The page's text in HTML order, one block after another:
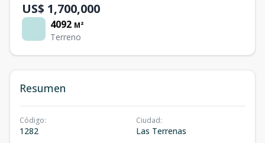
US$ 1,700,000
4092 M²
Terreno
Resumen
Código:
1282
Ciudad:
Las Terrenas